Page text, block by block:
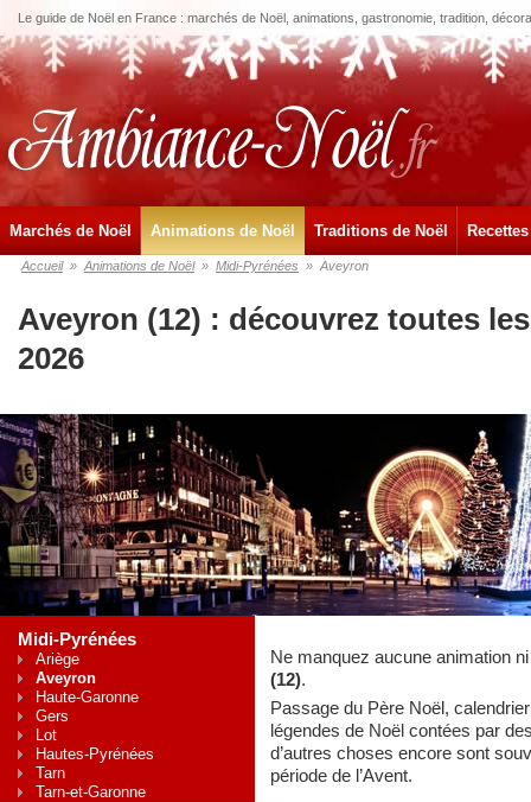
Le guide de Noël en France : marchés de Noël, animations, gastronomie, tradition,
Marchés de Noël Animations de Noël Traditions de Noël
Accueil » Animations de Noël » Midi-Pyrénées » Aveyron
Aveyron (12) : découvrez toutes
2026
Midi-Pyrénées
Ariège
Aveyron
Haute-Garonne
Gers
Lot
Hautes-Pyrénées
Tarn
Tarn-et-Garonne
Ne manquez aucune animation
(12).
Passage du Père Noël,
légendes de Noël contées par
d’autres choses encore sont
période de l’Avent.